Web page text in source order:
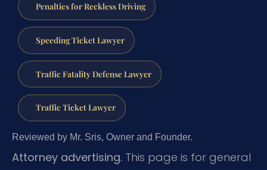
Penalties for Reckless Driving
Speeding Ticket Lawyer
Traffic Fatality Defense Lawyer
Traffic Ticket Lawyer
Reviewed by Mr. Sris, Owner and Founder.
Attorney advertising. This page is for general